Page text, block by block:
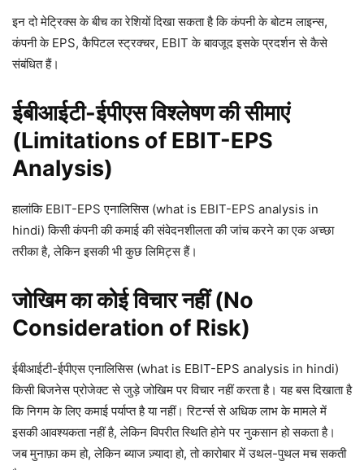
इन दो मेट्रिक्स के बीच का रेशियों दिखा सकता है कि कंपनी के बोटम लाइन्स,
कंपनी के EPS, कैपिटल स्ट्रक्चर, EBIT के बावजूद इसके प्रदर्शन से कैसे
संबंधित हैं।
ईबीआईटी-ईपीएस विश्लेषण की सीमाएं
(Limitations of EBIT-EPS
Analysis)
हालांकि EBIT-EPS एनालिसिस (what is EBIT-EPS analysis in
hindi) किसी कंपनी की कमाई की संवेदनशीलता की जांच करने का एक अच्छा
तरीका है, लेकिन इसकी भी कुछ लिमिट्स हैं।
जोखिम का कोई विचार नहीं (No
Consideration of Risk)
ईबीआईटी-ईपीएस एनालिसिस (what is EBIT-EPS analysis in hindi)
किसी बिजनेस प्रोजेक्ट से जुड़े जोखिम पर विचार नहीं करता है। यह बस दिखाता है
कि निगम के लिए कमाई पर्याप्त है या नहीं। रिटर्न्स से अधिक लाभ के मामले में
इसकी आवश्यकता नहीं है, लेकिन विपरीत स्थिति होने पर नुकसान हो सकता है।
जब मुनाफ़ा कम हो, लेकिन ब्याज ज़्यादा हो, तो कारोबार में उथल-पुथल मच सकती